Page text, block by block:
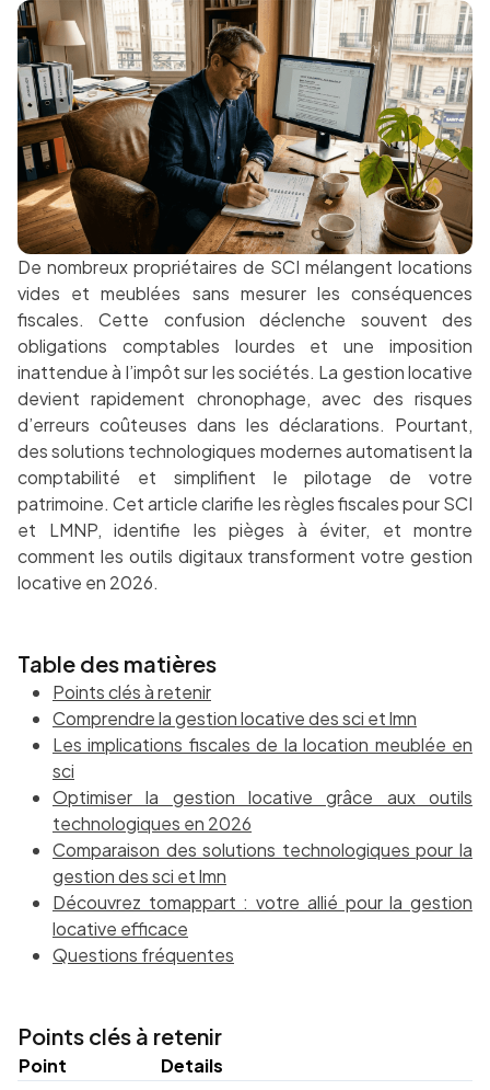
De nombreux propriétaires de SCI mélangent locations
vides et meublées sans mesurer les conséquences
fiscales. Cette confusion déclenche souvent des
obligations comptables lourdes et une imposition
inattendue à l’impôt sur les sociétés. La gestion locative
devient rapidement chronophage, avec des risques
d’erreurs coûteuses dans les déclarations. Pourtant,
des solutions technologiques modernes automatisent la
comptabilité et simplifient le pilotage de votre
patrimoine. Cet article clarifie les règles fiscales pour SCI
et LMNP, identifie les pièges à éviter, et montre
comment les outils digitaux transforment votre gestion
locative en 2026.
Table des matières
Points clés à retenir
Comprendre la gestion locative des sci et lmn
Les implications fiscales de la location meublée en
sci
Optimiser la gestion locative grâce aux outils
technologiques en 2026
Comparaison des solutions technologiques pour la
gestion des sci et lmn
Découvrez tomappart : votre allié pour la gestion
locative efficace
Questions fréquentes
Points clés à retenir
Point Details